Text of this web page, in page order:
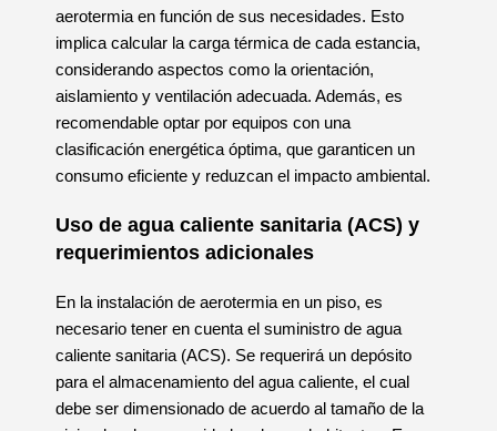
aerotermia en función de sus necesidades. Esto
implica calcular la carga térmica de cada estancia,
considerando aspectos como la orientación,
aislamiento y ventilación adecuada. Además, es
recomendable optar por equipos con una
clasificación energética óptima, que garanticen un
consumo eficiente y reduzcan el impacto ambiental.
Uso de agua caliente sanitaria (ACS) y
requerimientos adicionales
En la instalación de aerotermia en un piso, es
necesario tener en cuenta el suministro de agua
caliente sanitaria (ACS). Se requerirá un depósito
para el almacenamiento del agua caliente, el cual
debe ser dimensionado de acuerdo al tamaño de la